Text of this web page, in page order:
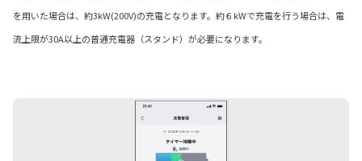
を用いた場合は、約3kW(200V)の充電となります。約６kWで充電を行う場合は、電
流上限が30A以上の普通充電器（スタンド）が必要になります。